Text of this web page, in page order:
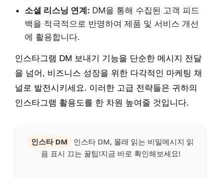
소셜 리스닝 연계: DM을 통해 수집된 고객 피드
백을 적극적으로 반영하여 제품 및 서비스 개선
에 활용합니다.
인스타그램 DM 보내기 기능을 단순한 메시지 전달
을 넘어, 비즈니스 성장을 위한 다각적인 마케팅 채
널로 발전시키세요. 이러한 고급 전략들은 귀하의
인스타그램 활용도를 한 차원 높여줄 것입니다.
인스타 DM
인스타 DM, 몰래 읽는 비밀메시지 읽
음 표시 끄는 꿀팁!지금 바로 확인해보세요!